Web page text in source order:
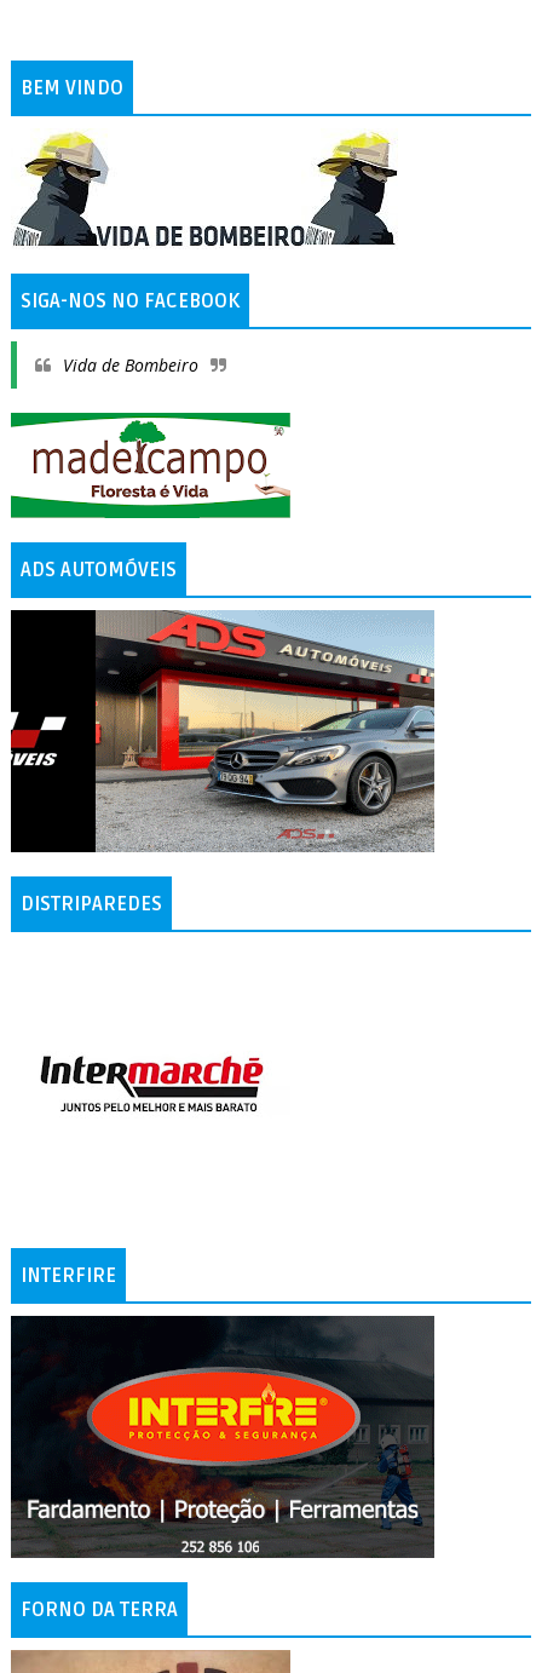
BEM VINDO
SIGA-NOS NO FACEBOOK
Vida de Bombeiro
ADS AUTOMÓVEIS
DISTRIPAREDES
INTERFIRE
FORNO DA TERRA